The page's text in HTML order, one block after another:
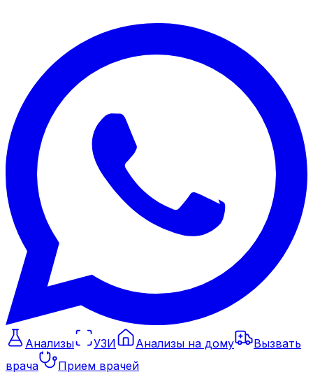
Анализы УЗИ Анализы на дому
Вызвать
врача
Прием врачей